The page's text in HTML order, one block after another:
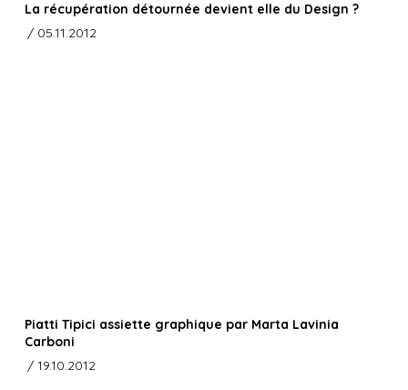
La récupération détournée devient elle du Design ?
/ 05.11.2012
Piatti Tipici assiette graphique par Marta Lavinia
Carboni
/ 19.10.2012